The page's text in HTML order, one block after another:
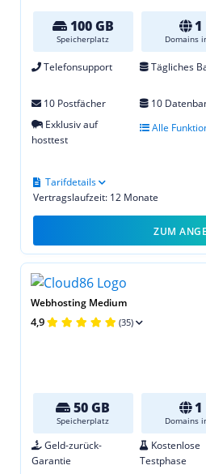
100 GB
Speicherplatz
1
Domains
Telefonsupport Tägliches
10 Postfächer
10
Exklusiv auf
hosttest
Alle
Vertragslaufzeit: 12 Monate
Tarifdetails
ZUM
Webhosting Medium
4,9 (35)
50 GB
Speicherplatz
1
Domains
Geld-zurück-
Garantie
Kostenlose
Testphase